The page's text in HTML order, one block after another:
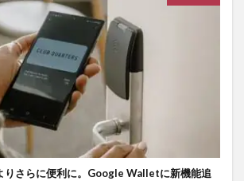
りさらに便利に。Google Walletに新機能追